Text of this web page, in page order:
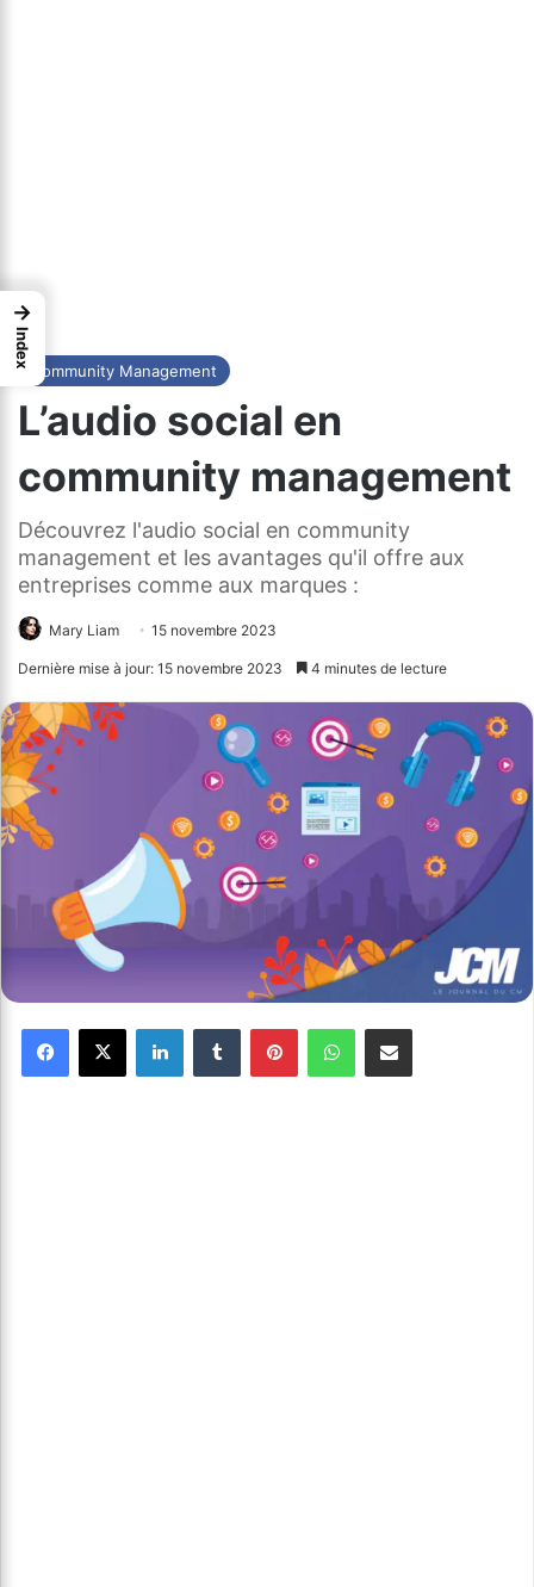
Community Management
L’audio social en
community management
Découvrez l'audio social en community
management et les avantages qu'il offre aux
entreprises comme aux marques :
Mary Liam 15 novembre 2023
Dernière mise à jour: 15 novembre 2023 4 minutes de lecture
→
Index